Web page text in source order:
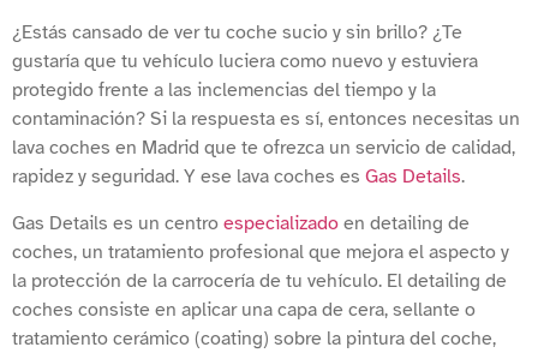
¿Estás cansado de ver tu coche sucio y sin brillo? ¿Te
gustaría que tu vehículo luciera como nuevo y estuviera
protegido frente a las inclemencias del tiempo y la
contaminación? Si la respuesta es sí, entonces necesitas un
lava coches en Madrid que te ofrezca un servicio de calidad,
rapidez y seguridad. Y ese lava coches es Gas Details.
Gas Details es un centro especializado en detailing de
coches, un tratamiento profesional que mejora el aspecto y
la protección de la carrocería de tu vehículo. El detailing de
coches consiste en aplicar una capa de cera, sellante o
tratamiento cerámico (coating) sobre la pintura del coche,